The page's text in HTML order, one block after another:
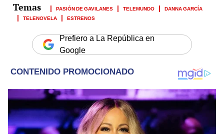
PASIÓN DE GAVILANES TELEMUNDO
DANNA GARCÍA
TELENOVELA
ESTRENOS
Prefiero a La República en
Google